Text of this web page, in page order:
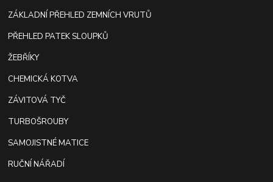
ZÁKLADNÍ PŘEHLED ZEMNÍCH VRUTŮ
PŘEHLED PATEK SLOUPKŮ
ŽEBŘÍKY
CHEMICKÁ KOTVA
ZÁVITOVÁ TYČ
TURBOŠROUBY
SAMOJISTNÉ MATICE
RUČNÍ NÁŘADÍ